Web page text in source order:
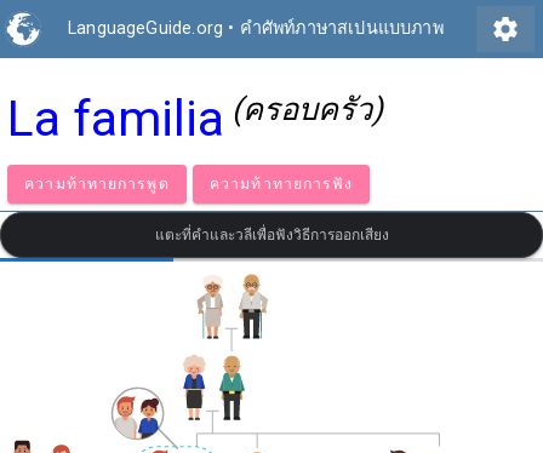
LanguageGuide.org • คำศัพท์ภาษาสเปนแบบภาพ settings
La familia (ครอบครัว)
ความท้าทายการพูด ความท้าทายการฟัง
แตะที่คำและวลีเพื่อฟังวิธีการออกเสียง